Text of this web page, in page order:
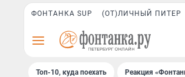
ФОНТАНКА SUP (ОТ)ЛИЧНЫЙ ПИТЕР
Топ-10, куда поехать Реакция